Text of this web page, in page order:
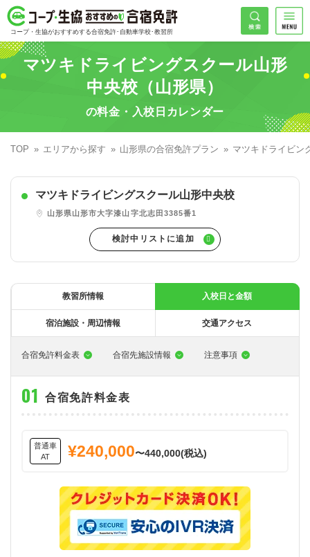
コープ・生協おすすめの合宿免許
コープ・生協がおすすめする合宿免許･自動車学校･教習所
HOME
コープ・生協おすすめの合宿免許ランキング
免許の種類で探す
普通車
大型二輪
準中型車
大型特殊
中型車
大型二種
中型二種
大型車+大型特殊
大型車+けん引
大型特殊+けん引
エリアで探す
東北エリア
甲信越エリア
東海エリア
中国エリア
四国エリア
沖縄エリア
早割
学割
組合員特典
キャンペーンで探す
こだわり条件で探す
コープ合宿免許スタッフがおすすめの教習所
お一人でも安心な教習所
教習料金が安い教習所
温泉プランがある教習所
自炊ができる教習所
入校日で探す
私たちについて
コープ・生協おすすめの合宿免許パンフレット
よくある質問
入校の流れ/スケジュール
合宿免許とは
免許の行政処分と再取得について
取り消し処分を受けた方の再取得
初心運転者の処分と再試験
希望免許
地域
希望入校日
71 件が見つかりました
検索
マツキドライビングスクール山形
中央校（山形県）
の料金・入校日カレンダー
TOP エリアから探す 山形県の合宿免許プラン マツキドライビン
マツキドライビングスクール山形中央校
山形県山形市大字漆山字北志田3385番1
教習所情報 入校日と金額
宿泊施設・周辺情報 交通アクセス
合宿免許料金表 合宿先施設情報 注意事項
合宿免許料金表
普通車
AT
¥240,000〜440,000(税込)